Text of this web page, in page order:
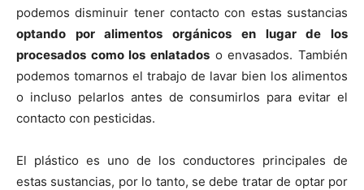
podemos disminuir tener contacto con estas sustancias
optando por alimentos orgánicos en lugar de los
procesados como los enlatados o envasados. También
podemos tomarnos el trabajo de lavar bien los alimentos
o incluso pelarlos antes de consumirlos para evitar el
contacto con pesticidas.
El plástico es uno de los conductores principales de
estas sustancias, por lo tanto, se debe tratar de optar por